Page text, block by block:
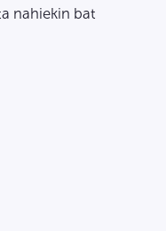
nahiekin bat